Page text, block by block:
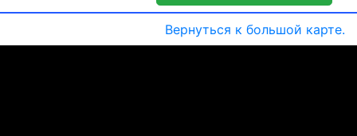
Вернуться к большой карте.